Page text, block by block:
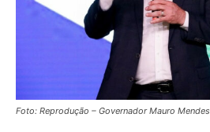
Foto: Reprodução – Governador Mauro Mendes